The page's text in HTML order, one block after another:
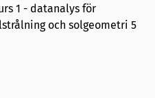
1 - datanalys för
och solgeometri 5